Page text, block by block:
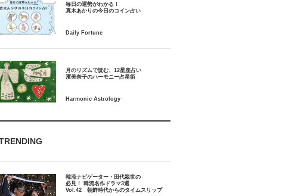
毎日の運勢がわかる！
月のリズムで読む、12星座占い
韓流ナビゲーター・田代親世の
必見！ 韓流名作ドラマ3選
Vol.42 朝鮮時代からのタイムスリップ